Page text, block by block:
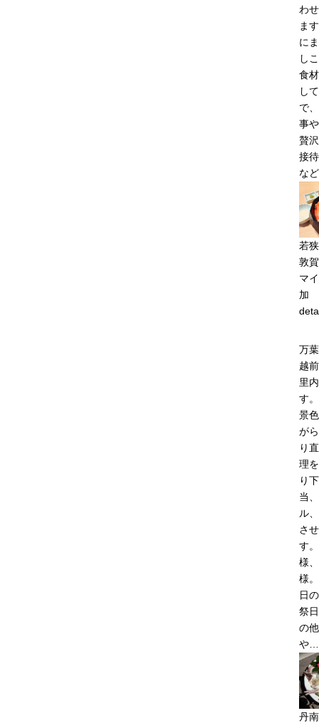
わ
ま
に
し
食
し
で
事
贅
接
な
若
敦
マ
加
万
越
里
す
景
が
り
理
り
当
ル
さ
す
様
様
日
祭
の
や…
丹南